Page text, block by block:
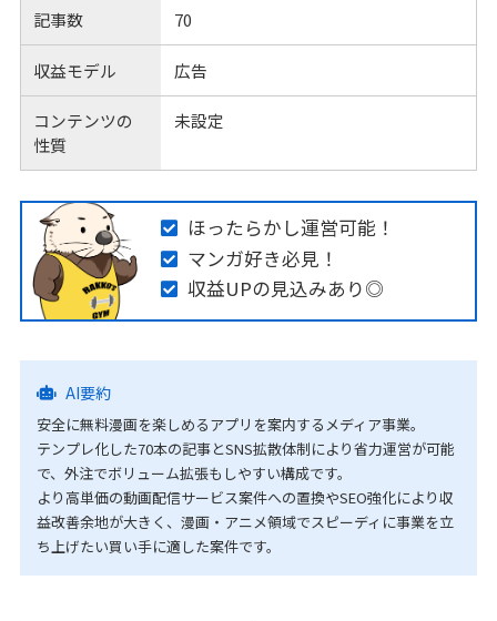
記事数 70
収益モデル 広告
コンテンツの
性質
未設定
ほったらかし運営可能！
マンガ好き必見！
収益UPの見込みあり◎
AI要約
安全に無料漫画を楽しめるアプリを案内するメディア事業。
テンプレ化した70本の記事とSNS拡散体制により省力運営が可能
で、外注でボリューム拡張もしやすい構成です。
より高単価の動画配信サービス案件への置換やSEO強化により収
益改善余地が大きく、漫画・アニメ領域でスピーディに事業を立
ち上げたい買い手に適した案件です。